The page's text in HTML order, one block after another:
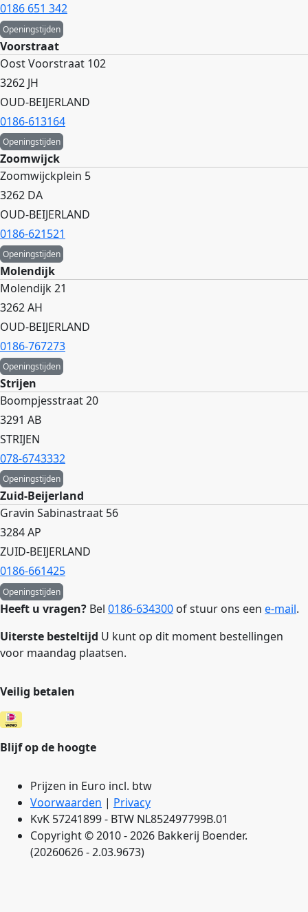
0186 651 342
Openingstijden
Voorstraat
Oost Voorstraat 102
3262 JH
OUD-BEIJERLAND
0186-613164
Openingstijden
Zoomwijck
Zoomwijckplein 5
3262 DA
OUD-BEIJERLAND
0186-621521
Openingstijden
Molendijk
Molendijk 21
3262 AH
OUD-BEIJERLAND
0186-767273
Openingstijden
Strijen
Boompjesstraat 20
3291 AB
STRIJEN
078-6743332
Openingstijden
Zuid-Beijerland
Gravin Sabinastraat 56
3284 AP
ZUID-BEIJERLAND
0186-661425
Openingstijden
Heeft u vragen? Bel 0186-634300 of stuur ons een e-mail.
Uiterste besteltijd U kunt op dit moment bestellingen
voor maandag plaatsen.
Veilig betalen
Blijf op de hoogte
Prijzen in Euro incl. btw
Voorwaarden | Privacy
KvK 57241899 - BTW NL852497799B.01
Copyright © 2010 - 2026 Bakkerij Boender.
(20260626 - 2.03.9673)